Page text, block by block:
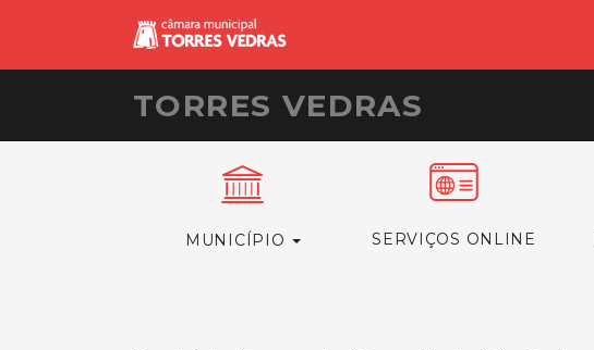
TORRES VEDRAS
MUNICÍPIO SERVIÇOS ONLINE